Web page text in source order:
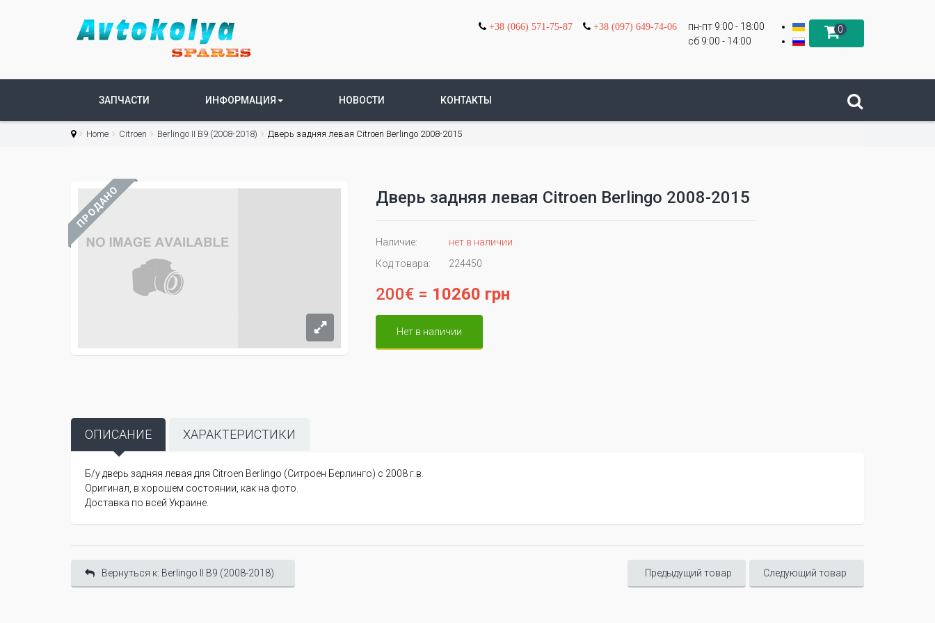
+38 (066) 571-75-87 +38 (097) 649-74-06
пн-пт 9:00 - 18:00
сб 9:00 - 14:00
0
ЗАПЧАСТИ ИНФОРМАЦИЯ НОВОСТИ КОНТАКТЫ
Home Citroen Berlingo II B9 (2008-2018) Дверь задняя левая Citroen Berlingo 2008-2015
ПРОДАНО Дверь задняя левая Citroen Berlingo 2008-2015
Наличие:
нет в наличии
Код товара:
224450
200€ = 10260 грн
Нет в наличии
ОПИСАНИЕ ХАРАКТЕРИСТИКИ
Б/у дверь задняя левая для Citroen Berlingo (Ситроен Берлинго) с 2008 г.в.
Оригинал, в хорошем состоянии, как на фото.
Доставка по всей Украине.
Вернуться к: Berlingo II B9 (2008-2018) Предыдущий товар Следующий товар